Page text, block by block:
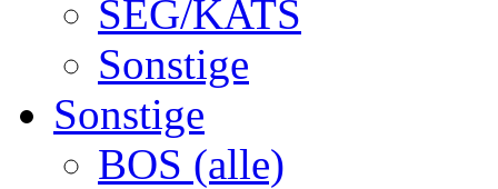
SEG/KATS
Sonstige
Sonstige
BOS (alle)